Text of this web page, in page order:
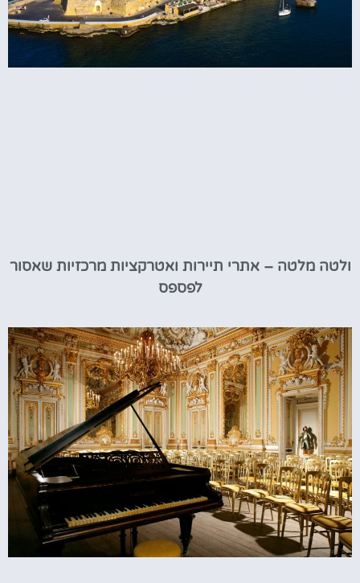
ולטה מלטה – אתרי תיירות ואטרקציות מרכזיות שאסור
לפספס